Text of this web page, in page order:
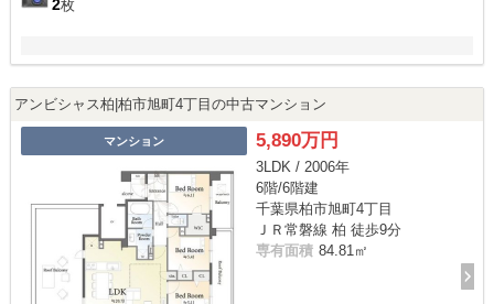
2枚
アンビシャス柏|柏市旭町4丁目の中古マンション
マンション 5,890万円
3LDK / 2006年
6階/6階建
千葉県柏市旭町4丁目
ＪＲ常磐線 柏 徒歩9分
専有面積 84.81㎡